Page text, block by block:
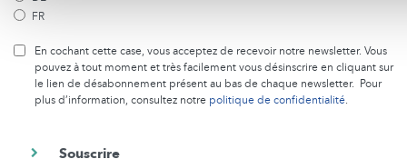
FR
En cochant cette case, vous acceptez de recevoir notre newsletter. Vous
pouvez à tout moment et très facilement vous désinscrire en cliquant sur
le lien de désabonnement présent au bas de chaque newsletter. Pour
plus d’information, consultez notre politique de confidentialité.